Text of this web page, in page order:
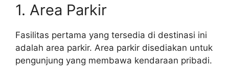
1. Area Parkir
Fasilitas pertama yang tersedia di destinasi ini
adalah area parkir. Area parkir disediakan untuk
pengunjung yang membawa kendaraan pribadi.